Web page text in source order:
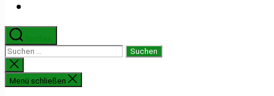
Suchen
nach:
Suche
schließen
Menü schließen